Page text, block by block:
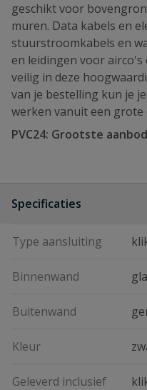
geschikt voor
muren. Data kabels en
stuurstroomkabels en
en leidingen voor
veilig in deze
van je bestelling kun je
werken vanuit een grote
PVC24: Grootste
Specificaties
Type aansluiting
Binnenwand
Buitenwand
Kleur
Geleverd inclusief